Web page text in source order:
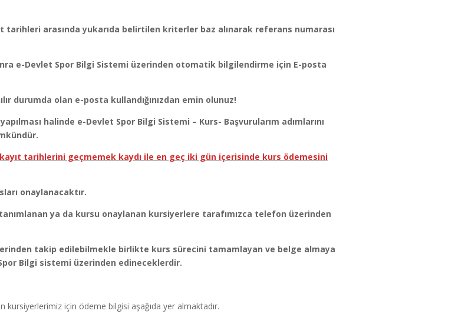
arasında yukarıda belirtilen kriterler baz alınarak referans numarası
e-Devlet Spor Bilgi Sistemi üzerinden otomatik bilgilendirme için E-posta
durumda olan e-posta kullandığınızdan emin olunuz!
halinde e-Devlet Spor Bilgi Sistemi – Kurs- Başvurularım adımlarını
tarihlerini geçmemek kaydı ile en geç iki gün içerisinde kurs ödemesini
onaylanacaktır.
ya da kursu onaylanan kursiyerlere tarafımızca telefon üzerinden
takip edilebilmekle birlikte kurs sürecini tamamlayan ve belge almaya
Bilgi sistemi üzerinden edineceklerdir.
kursiyerlerimiz için ödeme bilgisi aşağıda yer almaktadır.